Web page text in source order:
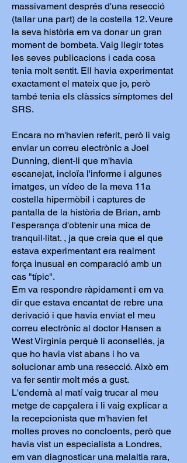
massivament després d'una resecció
(tallar una part) de la costella 12. Veure
la seva història em va donar un gran
moment de bombeta. Vaig llegir totes
les seves publicacions i cada cosa
tenia molt sentit. Ell havia experimentat
exactament el mateix que jo, però
també tenia els clàssics símptomes del
SRS.
Encara no m'havien referit, però li vaig
enviar un correu electrònic a Joel
Dunning, dient-li que m'havia
escanejat, incloïa l'informe i algunes
imatges, un vídeo de la meva 11a
costella hipermòbil i captures de
pantalla de la història de Brian, amb
l'esperança d'obtenir una mica de
tranquil·litat. , ja que creia que el que
estava experimentant era realment
força inusual en comparació amb un
cas "típic".
Em va respondre ràpidament i em va
dir que estava encantat de rebre una
derivació i que havia enviat el meu
correu electrònic al doctor Hansen a
West Virginia perquè li aconsellés, ja
que ho havia vist abans i ho va
solucionar amb una resecció. Això em
va fer sentir molt més a gust.
L'endemà al matí vaig trucar al meu
metge de capçalera i li vaig explicar a
la recepcionista que m'havien fet
moltes proves no concloents, però que
havia vist un especialista a Londres,
em van diagnosticar una malaltia rara,